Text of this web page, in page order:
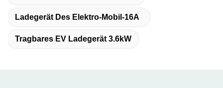
Ladegerät Des Elektro-Mobil-16A
Tragbares EV Ladegerät 3.6kW